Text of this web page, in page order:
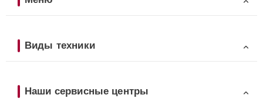
Виды техники
Наши сервисные центры